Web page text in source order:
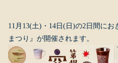
11月13(土)・14日(日)の2日間に
まつり』が開催されます。